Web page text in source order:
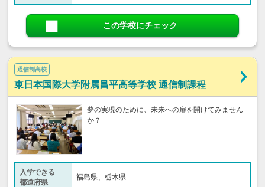
この学校にチェック
通信制高校
東日本国際大学附属昌平高等学校 通信制課程
夢の実現のために、未来への扉を開けてみません
か？
入学できる
都道府県
福島県、栃木県